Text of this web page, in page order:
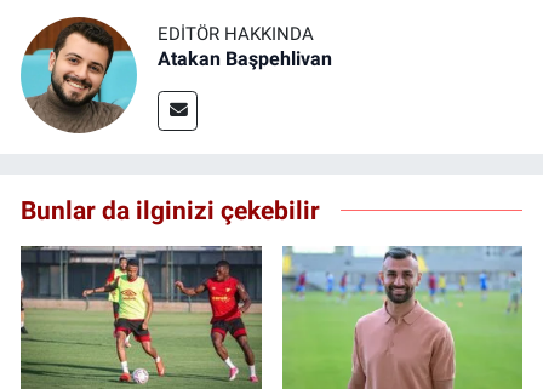
EDITÖR HAKKINDA
Atakan Başpehlivan
Bunlar da ilginizi çekebilir